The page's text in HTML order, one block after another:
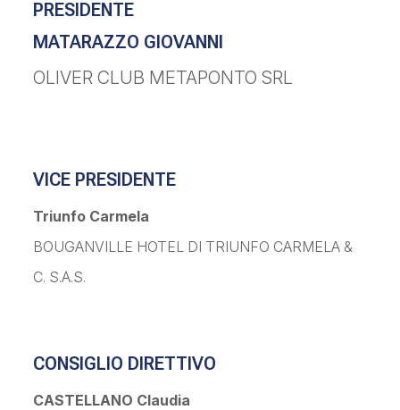
PRESIDENTE
MATARAZZO GIOVANNI
OLIVER CLUB METAPONTO SRL
VICE PRESIDENTE
Triunfo Carmela
BOUGANVILLE HOTEL DI TRIUNFO CARMELA &
C. S.A.S.
CONSIGLIO DIRETTIVO
CASTELLANO Claudia